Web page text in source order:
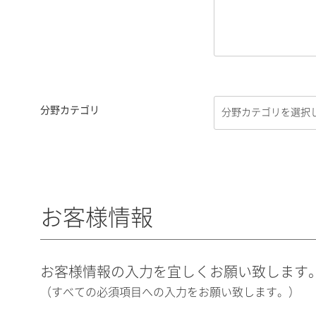
分野カテゴリ
お客様情報
お客様情報の入力を宜しくお願い致します
（すべての必須項目への入力をお願い致します。）